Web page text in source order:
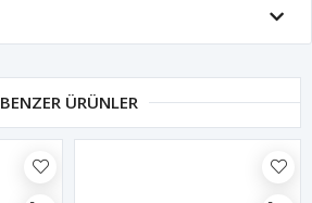
BENZER ÜRÜNLER